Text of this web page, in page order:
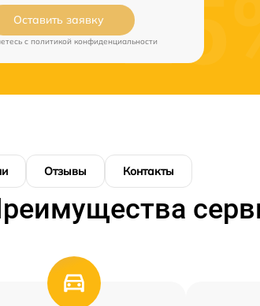
Оставить заявку
c политикой конфиденциальности
Отзывы Контакты